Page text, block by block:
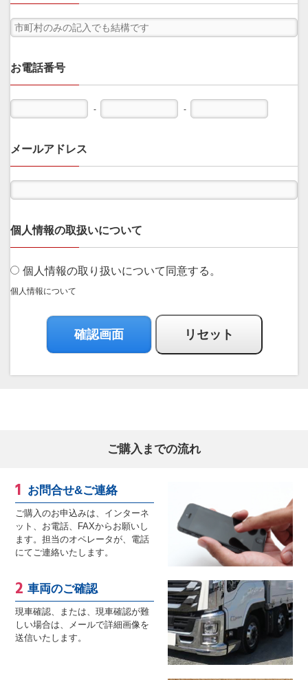
お電話番号
- -
メールアドレス
個人情報の取扱いについて
個人情報の取り扱いについて同意する。
個人情報について
ご購入までの流れ
お問合せ&ご連絡
ご購入のお申込みは、インターネ
ット、お電話、FAXからお願いし
ます。担当のオペレータが、電話
にてご連絡いたします。
車両のご確認
現車確認、または、現車確認が難
しい場合は、メールで詳細画像を
送信いたします。